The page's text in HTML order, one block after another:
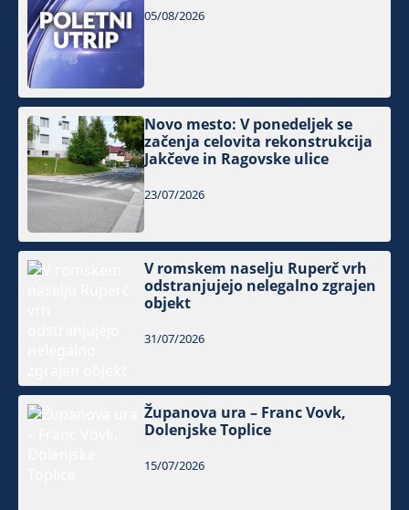
05/08/2026
Novo mesto: V ponedeljek se
začenja celovita rekonstrukcija
Jakčeve in Ragovske ulice
23/07/2026
V romskem naselju Ruperč vrh
odstranjujejo nelegalno zgrajen
objekt
31/07/2026
Županova ura – Franc Vovk,
Dolenjske Toplice
15/07/2026